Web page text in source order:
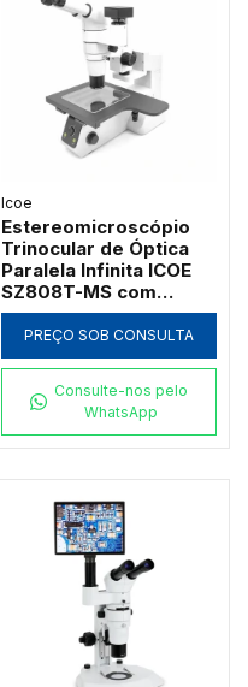
Icoe
Estereomicroscópio
Trinocular de Óptica
Paralela Infinita ICOE
SZ808T-MS com
Platina Mecânica Móvel
Dupla Grande e Zoom
1:8
PREÇO SOB CONSULTA
Consulte-nos pelo
WhatsApp